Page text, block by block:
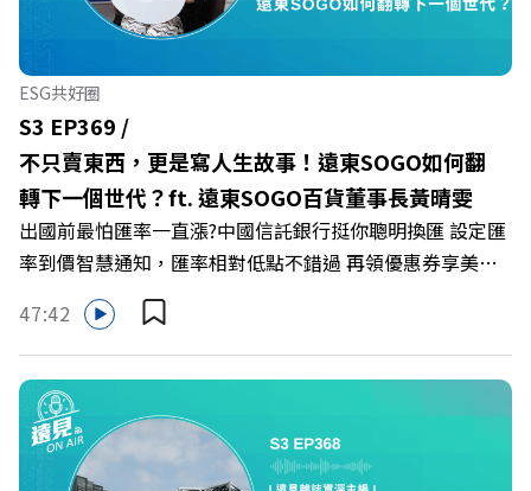
遠見雜誌總編輯 林讓均 與談人／薩提爾模式溝通引導師、
作者 李崇義、謝佳芸 +++++ 🫧清除腦袋的盲點，也順手理
清生活的雜亂。 點開看質感養成術>>
https://gvmkt.pse.is/9al3px ✨關注《遠見》更多的社群：
LINE：https://reurl.cc/A4ELQp IG：
https://bit.ly/3AjBWNV YT：https://bit.ly/38jNi9k
Powered by Firstory Hosting
ESG共好圈
S3 EP369 /
不只賣東西，更是寫人生故事！遠東SOGO如何翻
轉下一個世代？ft. 遠東SOGO百貨董事長黃晴雯
出國前最怕匯率一直漲?中國信託銀行挺你聰明換匯 設定匯
率到價智慧通知，匯率相對低點不錯過 再領優惠券享美金
最高減3分等優惠 立即設定： https://fstry.pse.is/9d7lr7
投資外幣如幣別轉換可能產生匯兌損失，應評估涉及自身情
況審慎投資。 完整注意事項詳見網站資訊。 —— 以上為
Firstory Podcast 廣告 —— 在永續減碳、綠色消費與友善
職場的變革浪潮下，傳統大流量、高耗能的百貨零售業該如
何轉型突圍？ 本集《遠見ON AIR》邀請到遠東SOGO百貨
47:42